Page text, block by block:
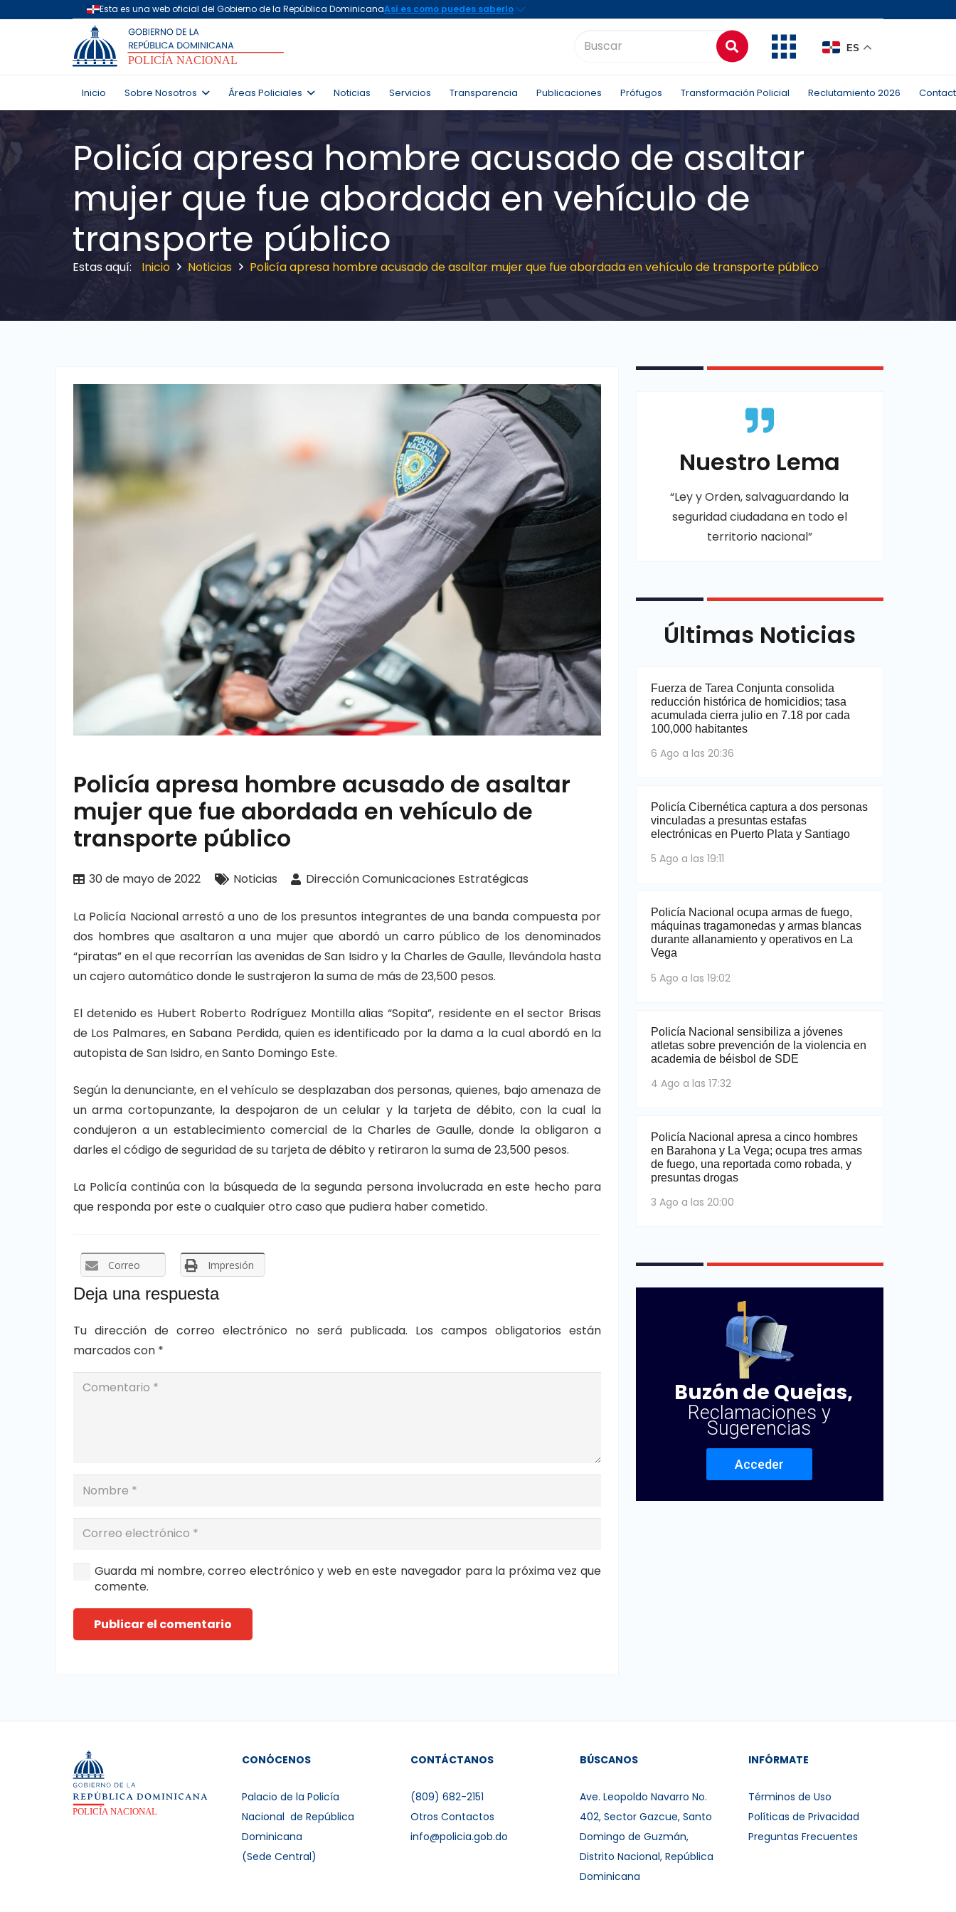
ES
Inicio Sobre Nosotros Áreas Policiales Noticias Servicios Transparencia Publicaciones Prófugos Transformación Policial Reclutamiento 2026
Policía apresa hombre acusado de asaltar
mujer que fue abordada en vehículo de
transporte público
Inicio Noticias Policía apresa hombre acusado de asaltar mujer que fue abordada en vehículo de transporte público
Policía apresa hombre acusado de asaltar
mujer que fue abordada en vehículo de
transporte público
30 de mayo de 2022 Noticias Dirección Comunicaciones Estratégicas
La Policía Nacional arrestó a uno de los presuntos integrantes de una banda compuesta por
dos hombres que asaltaron a una mujer que abordó un carro público de los denominados
“piratas” en el que recorrían las avenidas de San Isidro y la Charles de Gaulle, llevándola hasta
un cajero automático donde le sustrajeron la suma de más de 23,500 pesos.
El detenido es Hubert Roberto Rodríguez Montilla alias “Sopita”, residente en el sector Brisas
de Los Palmares, en Sabana Perdida, quien es identificado por la dama a la cual abordó en la
autopista de San Isidro, en Santo Domingo Este.
Según la denunciante, en el vehículo se desplazaban dos personas, quienes, bajo amenaza de
un arma cortopunzante, la despojaron de un celular y la tarjeta de débito, con la cual la
condujeron a un establecimiento comercial de la Charles de Gaulle, donde la obligaron a
darles el código de seguridad de su tarjeta de débito y retiraron la suma de 23,500 pesos.
La Policía continúa con la búsqueda de la segunda persona involucrada en este hecho para
que responda por este o cualquier otro caso que pudiera haber cometido.
Correo Impresión
Deja una respuesta
Tu dirección de correo electrónico no será publicada. Los campos obligatorios están
marcados con *
Guarda mi nombre, correo electrónico y web en este navegador para la próxima vez que
comente.
Publicar el comentario
Nuestro Lema
“Ley y Orden, salvaguardando la
seguridad ciudadana en todo el
territorio nacional”
Últimas Noticias
Fuerza de Tarea Conjunta consolida
reducción histórica de homicidios; tasa
acumulada cierra julio en 7.18 por cada
100,000 habitantes
6 Ago a las 20:36
Policía Cibernética captura a dos personas
vinculadas a presuntas estafas
electrónicas en Puerto Plata y Santiago
5 Ago a las 19:11
Policía Nacional ocupa armas de fuego,
máquinas tragamonedas y armas blancas
durante allanamiento y operativos en La
Vega
5 Ago a las 19:02
Policía Nacional sensibiliza a jóvenes
atletas sobre prevención de la violencia en
academia de béisbol de SDE
4 Ago a las 17:32
Policía Nacional apresa a cinco hombres
en Barahona y La Vega; ocupa tres armas
de fuego, una reportada como robada, y
presuntas drogas
3 Ago a las 20:00
Buzón de Quejas,
Reclamaciones y
Sugerencias
Acceder
CONÓCENOS
Palacio de la Policía
Nacional de República
Dominicana
(Sede Central)
CONTÁCTANOS
(809) 682-2151
Otros Contactos
info@policia.gob.do
BÚSCANOS
Ave. Leopoldo Navarro No.
402, Sector Gazcue, Santo
Domingo de Guzmán,
Distrito Nacional, República
Dominicana
INFÓRMATE
Términos de Uso
Políticas de Privacidad
Preguntas Frecuentes